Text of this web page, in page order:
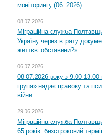
моніторингу (06. 2026)
08.07.2026
Міграційна служба
Україну через втрату
життєві обставини?»
06.07.2026
08.07.2026 року з 9:00-13:00
група» надає правову та
війни
29.06.2026
Міграційна служба
65 років: безстроковий